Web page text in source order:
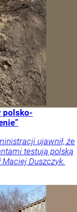
polsko-
ujawnił, że
testują polską
Duszczyk.